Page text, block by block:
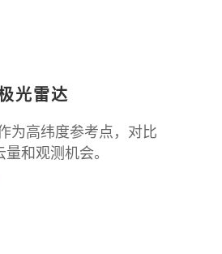
光雷达
为高纬度参考点，对比
和观测机会。